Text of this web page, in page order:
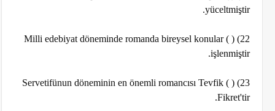
yüceltmiştir.
22) ( ) Milli edebiyat döneminde romanda bireysel konular
işlenmiştir.
23) ( ) Servetifünun döneminin en önemli romancısı Tevfik
Fikret'tir.